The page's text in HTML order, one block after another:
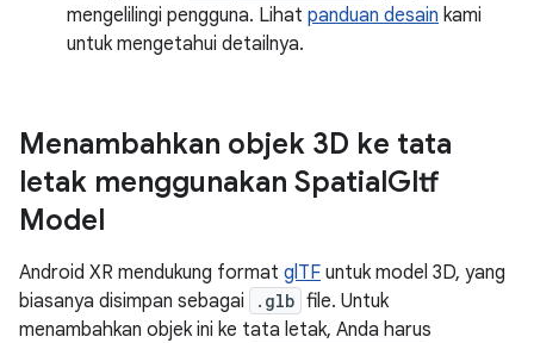
mengelilingi pengguna. Lihat panduan desain kami
untuk mengetahui detailnya.
Menambahkan objek 3D ke tata
letak menggunakan SpatialGltf
Model
Android XR mendukung format glTF untuk model 3D, yang
biasanya disimpan sebagai
.glb file. Untuk
menambahkan objek ini ke tata letak, Anda harus